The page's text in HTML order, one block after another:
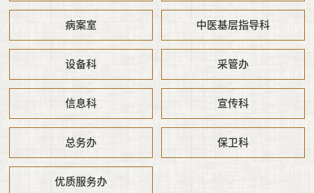
病案室 中医基层指导科
设备科 采管办
信息科 宣传科
总务办 保卫科
优质服务办